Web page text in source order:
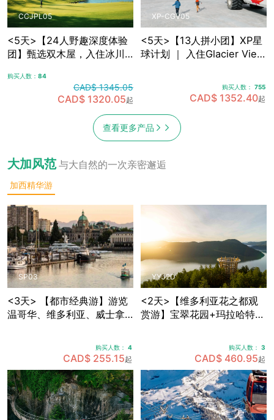
CCJPL05
<5天>【24人野趣深度体验
团】甄选双木屋，入住冰川
落基山之旅，可选冰川湖
Canoe划船，景观绿道骑
行，真正慢旅行体验，含卡
购买人数： 84
CAD$ 1345.05
CAD$ 1320.05起
XP-CGV05
<5天>【13人拼小团】XP星
球计划 ｜ 入住Glacier View
购买人数： 755
CAD$ 1352.40起
查看更多产品
大加风范 与大自然的一次亲密邂逅
加西精华游
SP03
<3天> 【都市经典游】游览
温哥华、维多利亚、威士拿
购买人数： 4
CAD$ 255.15起
YYJ2D
<2天>【维多利亚花之都观
赏游】宝翠花园+玛拉哈特天
选帝后酒店住宿
购买人数： 3
CAD$ 460.95起